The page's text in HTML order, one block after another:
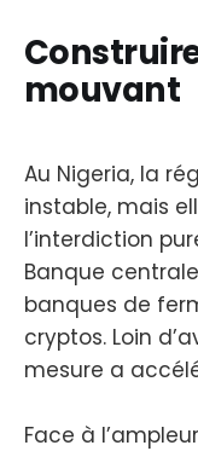
mouvant
Au Nigeria, la
instable, mais
l’interdiction
Banque
banques de
cryptos. Loin
mesure a
Face à